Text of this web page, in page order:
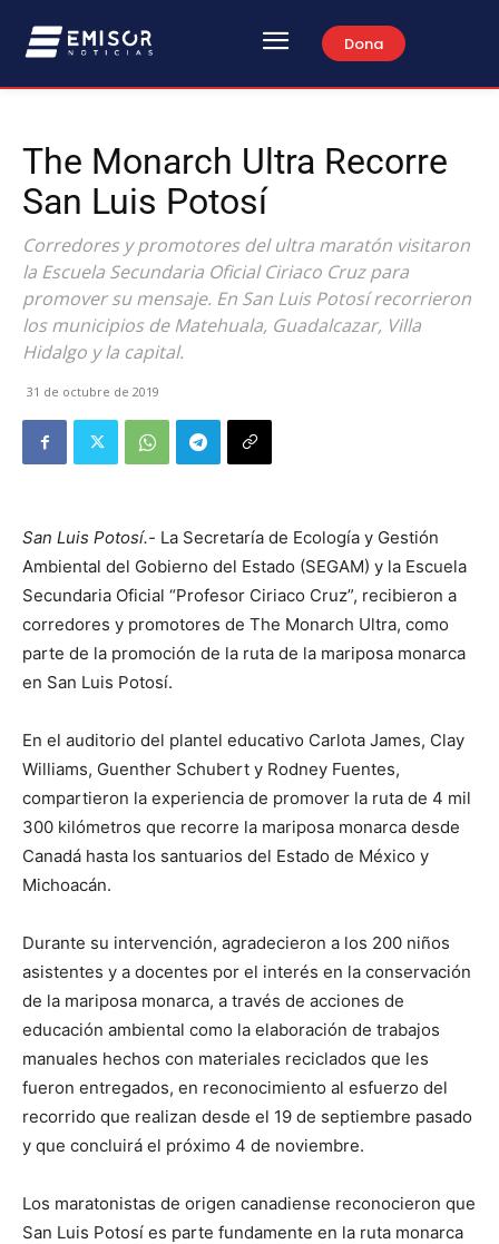
Dona
The Monarch Ultra Recorre
San Luis Potosí
Corredores y promotores del ultra maratón visitaron
la Escuela Secundaria Oficial Ciriaco Cruz para
promover su mensaje. En San Luis Potosí recorrieron
los municipios de Matehuala, Guadalcazar, Villa
Hidalgo y la capital.
31 de octubre de 2019
San Luis Potosí.- La Secretaría de Ecología y Gestión
Ambiental del Gobierno del Estado (SEGAM) y la Escuela
Secundaria Oficial “Profesor Ciriaco Cruz”, recibieron a
corredores y promotores de The Monarch Ultra, como
parte de la promoción de la ruta de la mariposa monarca
en San Luis Potosí.
En el auditorio del plantel educativo Carlota James, Clay
Williams, Guenther Schubert y Rodney Fuentes,
compartieron la experiencia de promover la ruta de 4 mil
300 kilómetros que recorre la mariposa monarca desde
Canadá hasta los santuarios del Estado de México y
Michoacán.
Durante su intervención, agradecieron a los 200 niños
asistentes y a docentes por el interés en la conservación
de la mariposa monarca, a través de acciones de
educación ambiental como la elaboración de trabajos
manuales hechos con materiales reciclados que les
fueron entregados, en reconocimiento al esfuerzo del
recorrido que realizan desde el 19 de septiembre pasado
y que concluirá el próximo 4 de noviembre.
Los maratonistas de origen canadiense reconocieron que
San Luis Potosí es parte fundamente en la ruta monarca